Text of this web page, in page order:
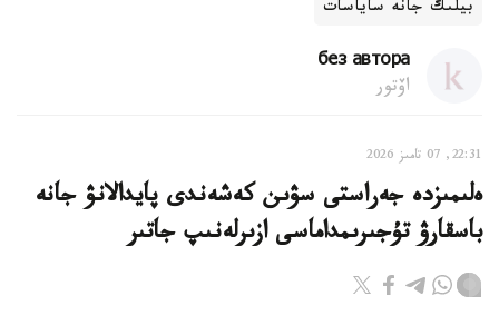
بيلىك جانە ساياسات
без автора
اۆتور
22:31, 07 تامىز 2026
ەلىمىزدە جەراستى سۋىن كەشەندى پايدالانۋ جانە
باسقارۋ تۇجىرىمداماسى ازىرلەنىپ جاتىر